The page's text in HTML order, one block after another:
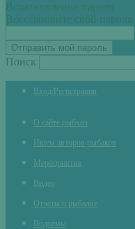
Всоатновление пароля
Восстановите свой пароль
Поиск
Вход/Регистрация
О сайте рыбхоз
Ищем авторов рыбаков
Мероприятия
Видео
Отчеты о рыбалке
Водоемы